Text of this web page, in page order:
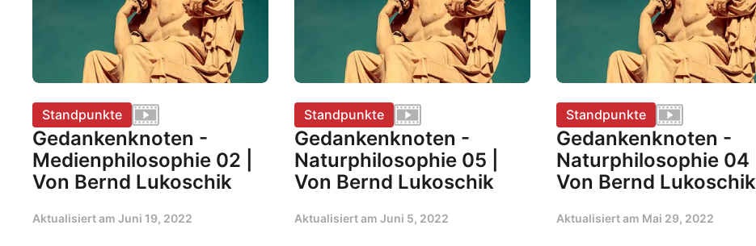
Standpunkte
Gedankenknoten -
Medienphilosophie 02 |
Von Bernd Lukoschik
Aktualisiert am Juni 19, 2022
Standpunkte
Gedankenknoten -
Naturphilosophie 05 |
Von Bernd Lukoschik
Aktualisiert am Juni 5, 2022
Standpunkte
Gedankenknoten -
Naturphilosophie 04 |
Von Bernd Lukoschik
Aktualisiert am Mai 29, 2022